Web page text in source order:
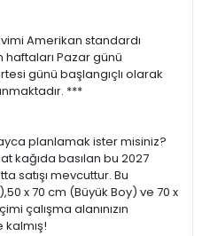
Amerikan standardı
haftaları Pazar günü
günü başlangıçlı olarak
***
planlamak ister misiniz?
kağıda basılan bu 2027
satışı mevcuttur. Bu
x 70 cm (Büyük Boy) ve 70 x
çalışma alanınızın